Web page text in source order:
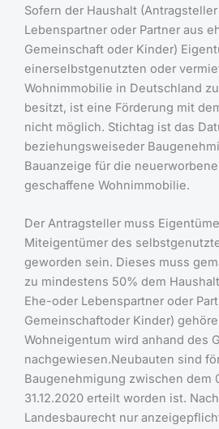
Sofern der Haushalt
Lebenspartner oder Partner aus
Gemeinschaft oder Kinder)
einerselbstgenutzten oder
Wohnimmobilie in Deutschland
besitzt, ist eine Förderung mit
nicht möglich. Stichtag ist das
beziehungsweiseder
Bauanzeige für die
geschaffene Wohnimmobilie.
Der Antragsteller muss
Miteigentümer des
geworden sein. Dieses muss
zu mindestens 50% dem
Ehe-oder Lebenspartner oder
Gemeinschaftoder Kinder)
Wohneigentum wird anhand des
nachgewiesen.Neubauten sind
Baugenehmigung zwischen dem
31.12.2020 erteilt worden ist.
Landesbaurecht nur